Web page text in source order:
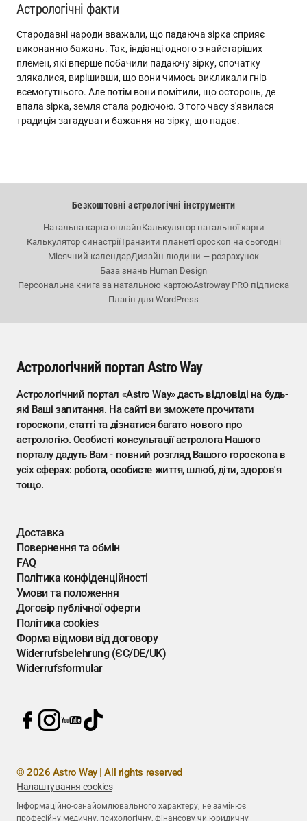
Астрологічні факти
Стародавні народи вважали, що падаюча зірка сприяє
виконанню бажань. Так, індіанці одного з найстаріших
племен, які вперше побачили падаючу зірку, спочатку
злякалися, вирішивши, що вони чимось викликали гнів
всемогутнього. Але потім вони помітили, що осторонь, де
впала зірка, земля стала родючою. З того часу з'явилася
традиція загадувати бажання на зірку, що падає.
Безкоштовні астрологічні інструменти
Натальна карта онлайнКалькулятор натальної карти
Калькулятор синастріїТранзити планетГороскоп на сьогодні
Місячний календарДизайн людини — розрахунок
База знань Human Design
Персональна книга за натальною картоюAstroway PRO підписка
Плагін для WordPress
Астрологічний портал Astro Way
Астрологічний портал «Astro Way» дасть відповіді на будь-
які Ваші запитання. На сайті ви зможете прочитати
гороскопи, статті та дізнатися багато нового про
астрологію. Особисті консультації астролога Нашого
порталу дадуть Вам - повний розгляд Вашого гороскопа в
усіх сферах: робота, особисте життя, шлюб, діти, здоров'я
тощо.
Доставка
Повернення та обмін
FAQ
Політика конфіденційності
Умови та положення
Договір публічної оферти
Політика cookies
Форма відмови від договору
Widerrufsbelehrung (ЄС/DE/UK)
Widerrufsformular
© 2026 Astro Way | All rights reserved
Налаштування cookies
Інформаційно-ознайомлювального характеру; не замінює
професійну медичну, психологічну, фінансову чи юридичну